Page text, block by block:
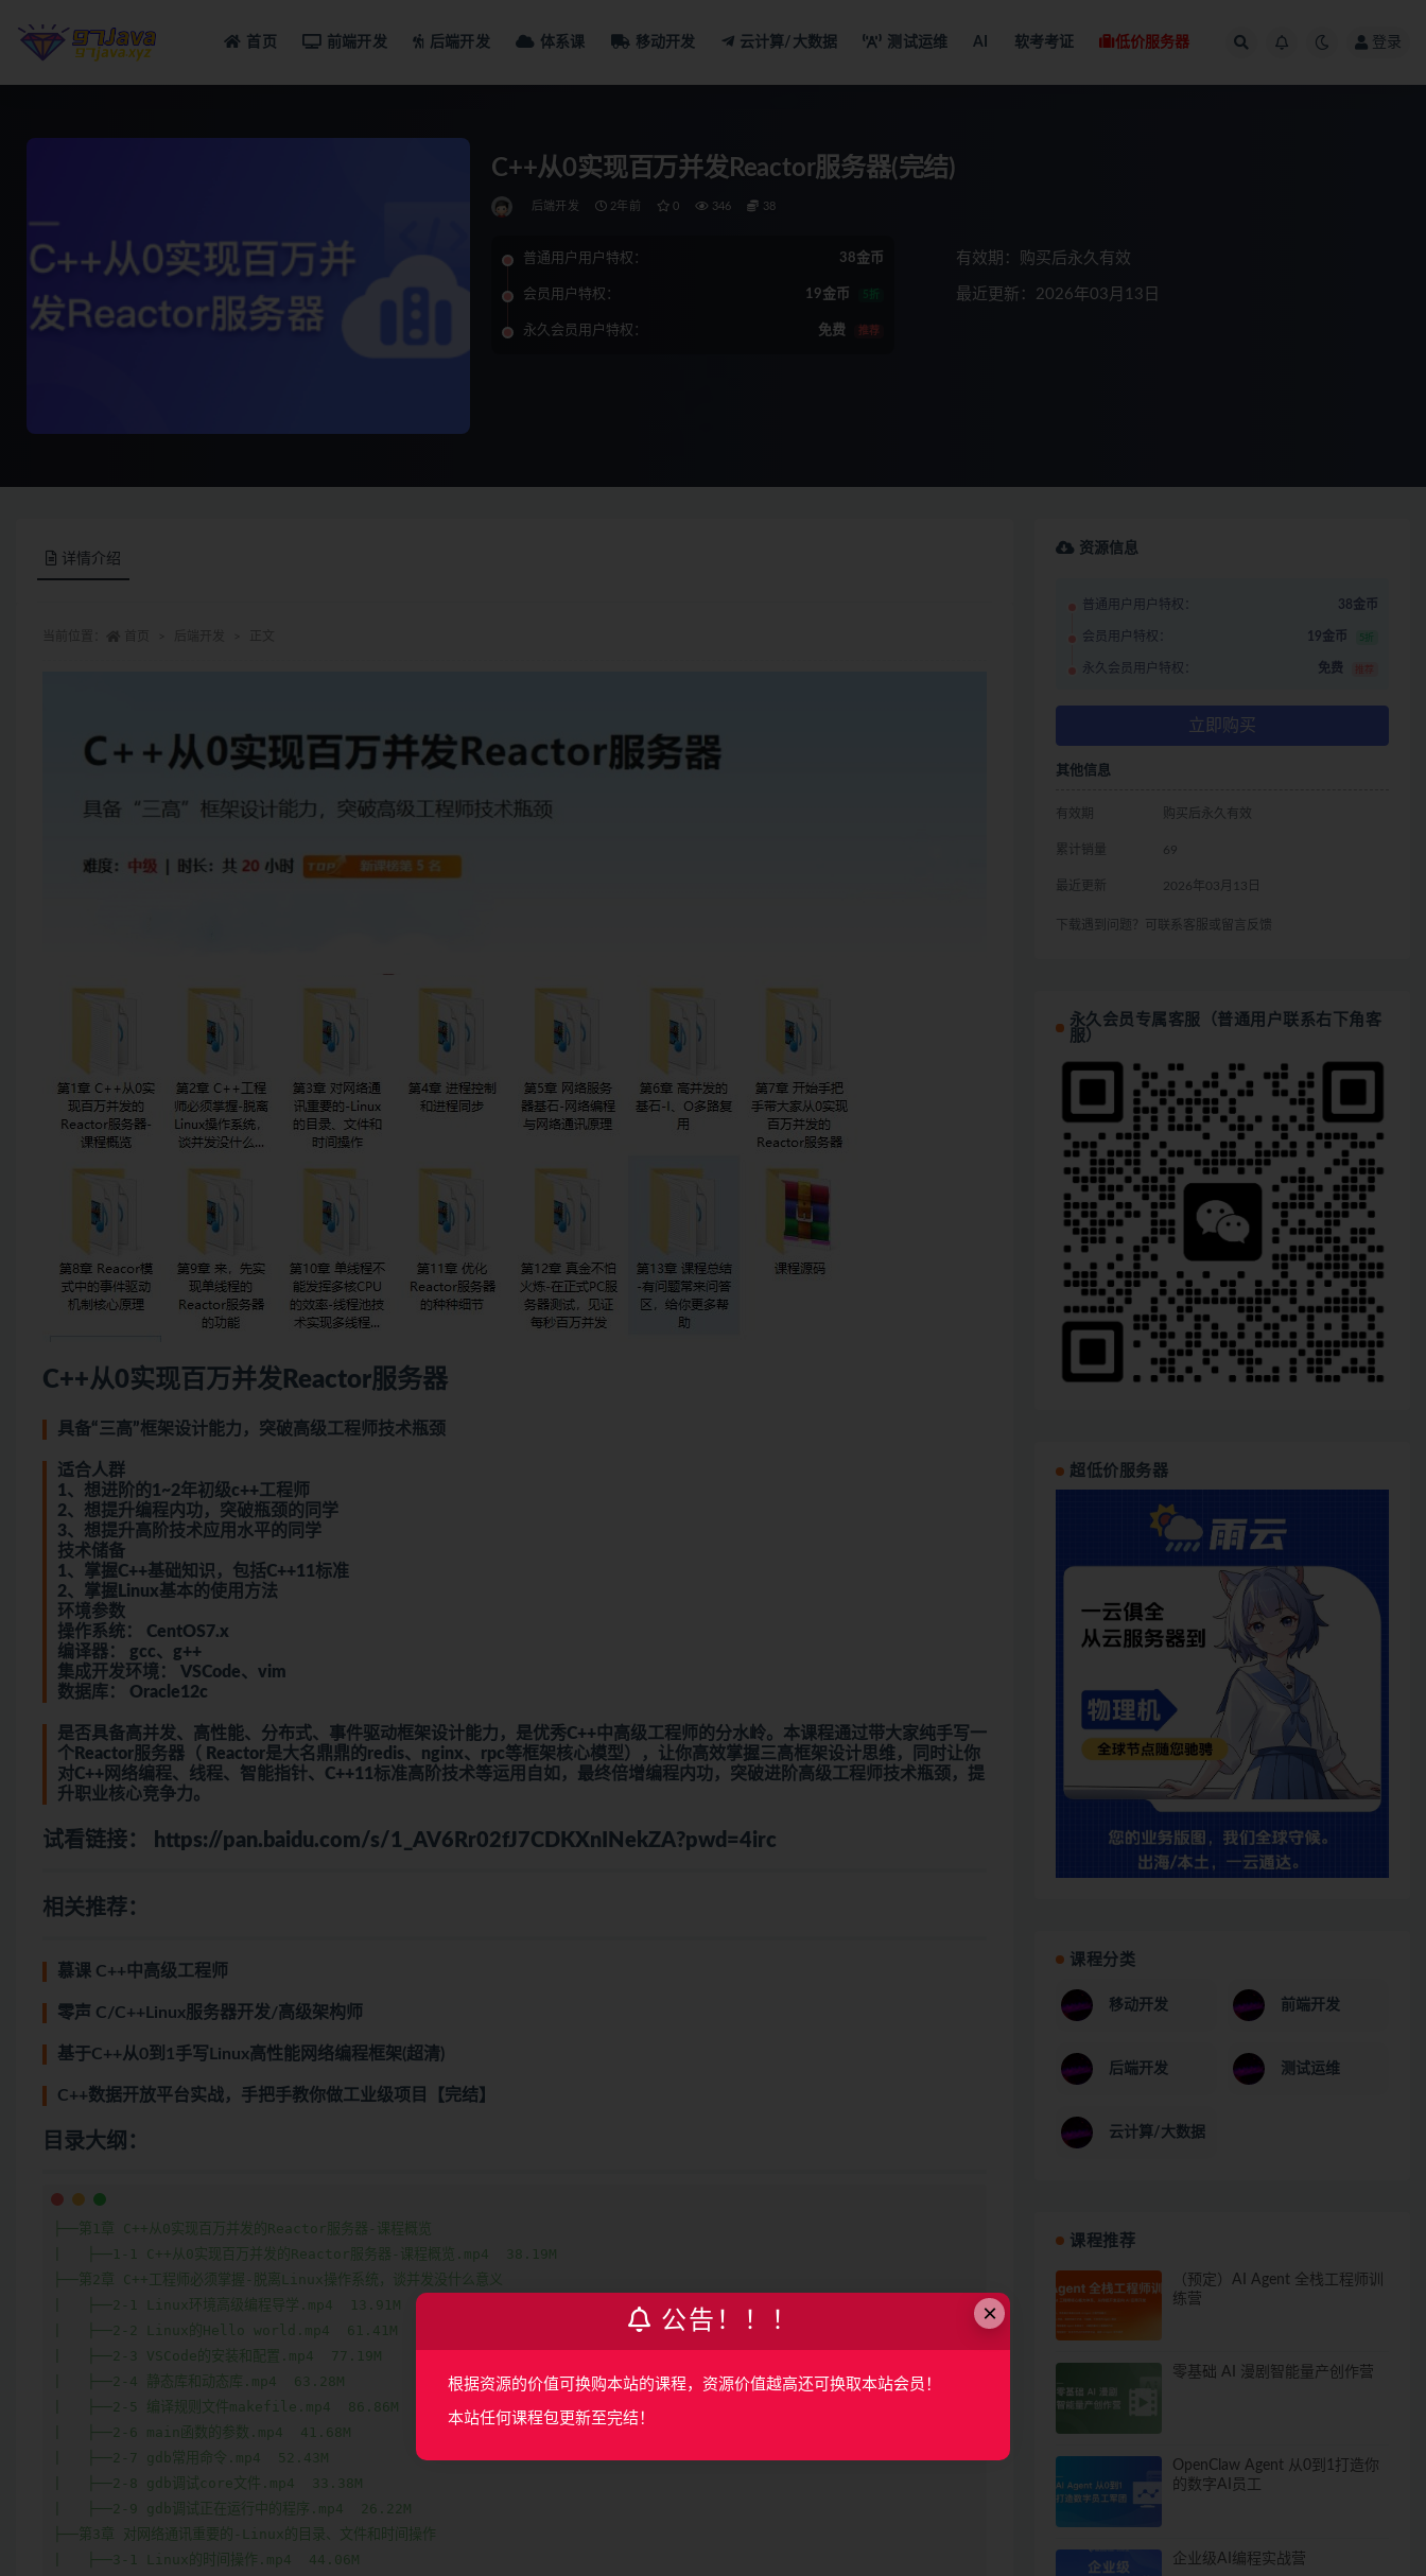
首页 前端开发 后端开发 体系课 移动开发 云计算/大数据 测试运维 AI 软考考证 低价服务器 登录
C++从0实现百万并发Reactor服务器(完结)
后端开发 2年前 0 346 38
普通用户用户特权： 38金币
会员用户特权： 19金币 5折
永久会员用户特权： 免费 推荐
有效期：购买后永久有效
最近更新：2026年03月13日
详情介绍
C++从0实现百万并发Reactor服务器
具备“三高”框架设计能力，突破高级工程师技术瓶颈
适合人群
1、想进阶的1~2年初级c++工程师
2、想提升编程内功，突破瓶颈的同学
3、想提升高阶技术应用水平的同学
技术储备
1、掌握C++基础知识，包括C++11标准
2、掌握Linux基本的使用方法
环境参数
操作系统： CentOS7.x
编译器： gcc、g++
集成开发环境： VSCode、vim
数据库： Oracle12c
是否具备高并发、高性能、分布式、事件驱动框架设计能力，是优秀C++中高级工程师的分水岭。本课程通过带大家纯手写一
个Reactor服务器（ Reactor是大名鼎鼎的redis、nginx、rpc等框架核心模型），让你高效掌握三高框架设计思维，同时让你
对C++网络编程、线程、智能指针、C++11标准高阶技术等运用自如，最终倍增编程内功，突破进阶高级工程师技术瓶颈，提
升职业核心竞争力。
试看链接： https://pan.baidu.com/s/1_AV6Rr02fJ7CDKXnINekZA?pwd=4irc
相关推荐：
慕课 C++中高级工程师
零声 C/C++Linux服务器开发/高级架构师
基于C++从0到1手写Linux高性能网络编程框架(超清)
C++数据开放平台实战，手把手教你做工业级项目【完结】
目录大纲：
├──第1章 C++从0实现百万并发的Reactor服务器-课程概览
|   ├──1-1 C++从0实现百万并发的Reactor服务器-课程概览.mp4  38.19M
├──第2章 C++工程师必须掌握-脱离Linux操作系统，谈并发没什么意义
|   ├──2-1 Linux环境高级编程导学.mp4  13.91M
|   ├──2-2 Linux的Hello world.mp4  61.41M
|   ├──2-3 VSCode的安装和配置.mp4  77.19M
|   ├──2-4 静态库和动态库.mp4  63.28M
|   ├──2-5 编译规则文件makefile.mp4  86.86M
|   ├──2-6 main函数的参数.mp4  41.68M
|   ├──2-7 gdb常用命令.mp4  52.43M
|   ├──2-8 gdb调试core文件.mp4  33.38M
|   ├──2-9 gdb调试正在运行中的程序.mp4  26.22M
├──第3章 对网络通讯重要的-Linux的目录、文件和时间操作
|   ├──3-1 Linux的时间操作.mp4  44.06M
资源信息
普通用户用户特权： 38金币
会员用户特权： 19金币 5折
永久会员用户特权： 免费 推荐
立即购买
其他信息
有效期 购买后永久有效
累计销量 69
最近更新 2026年03月13日
下载遇到问题？可联系客服或留言反馈
永久会员专属客服（普通用户联系右下角客
服）
超低价服务器
课程分类
移动开发 前端开发
后端开发 测试运维
云计算/大数据
课程推荐
（预定）AI Agent 全栈工程师训
练营
零基础 AI 漫剧智能量产创作营
OpenClaw Agent 从0到1打造你
的数字AI员工
企业级AI编程实战营
×
公告！！！
根据资源的价值可换购本站的课程，资源价值越高还可换取本站会员！
本站任何课程包更新至完结！